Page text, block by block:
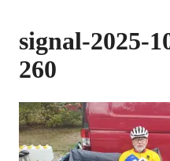
signal-2025-
260